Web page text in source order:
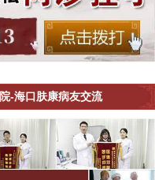
-海口肤康病友交流